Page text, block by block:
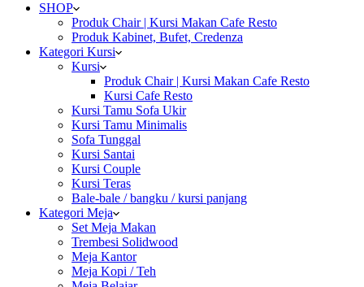
SHOP
Produk Chair | Kursi Makan Cafe Resto
Produk Kabinet, Bufet, Credenza
Kategori Kursi
Kursi
Produk Chair | Kursi Makan Cafe Resto
Kursi Cafe Resto
Kursi Tamu Sofa Ukir
Kursi Tamu Minimalis
Sofa Tunggal
Kursi Santai
Kursi Couple
Kursi Teras
Bale-bale / bangku / kursi panjang
Kategori Meja
Set Meja Makan
Trembesi Solidwood
Meja Kantor
Meja Kopi / Teh